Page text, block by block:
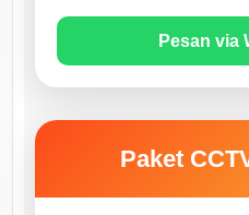
Pesan via
Paket